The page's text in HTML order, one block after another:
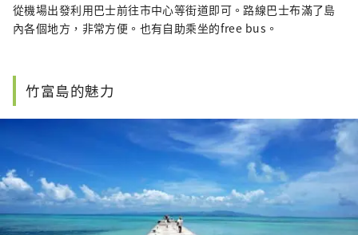
從機場出發利用巴士前往市中心等街道即可。路線巴士布滿了島
內各個地方，非常方便。也有自助乘坐的free bus。
竹富島的魅力